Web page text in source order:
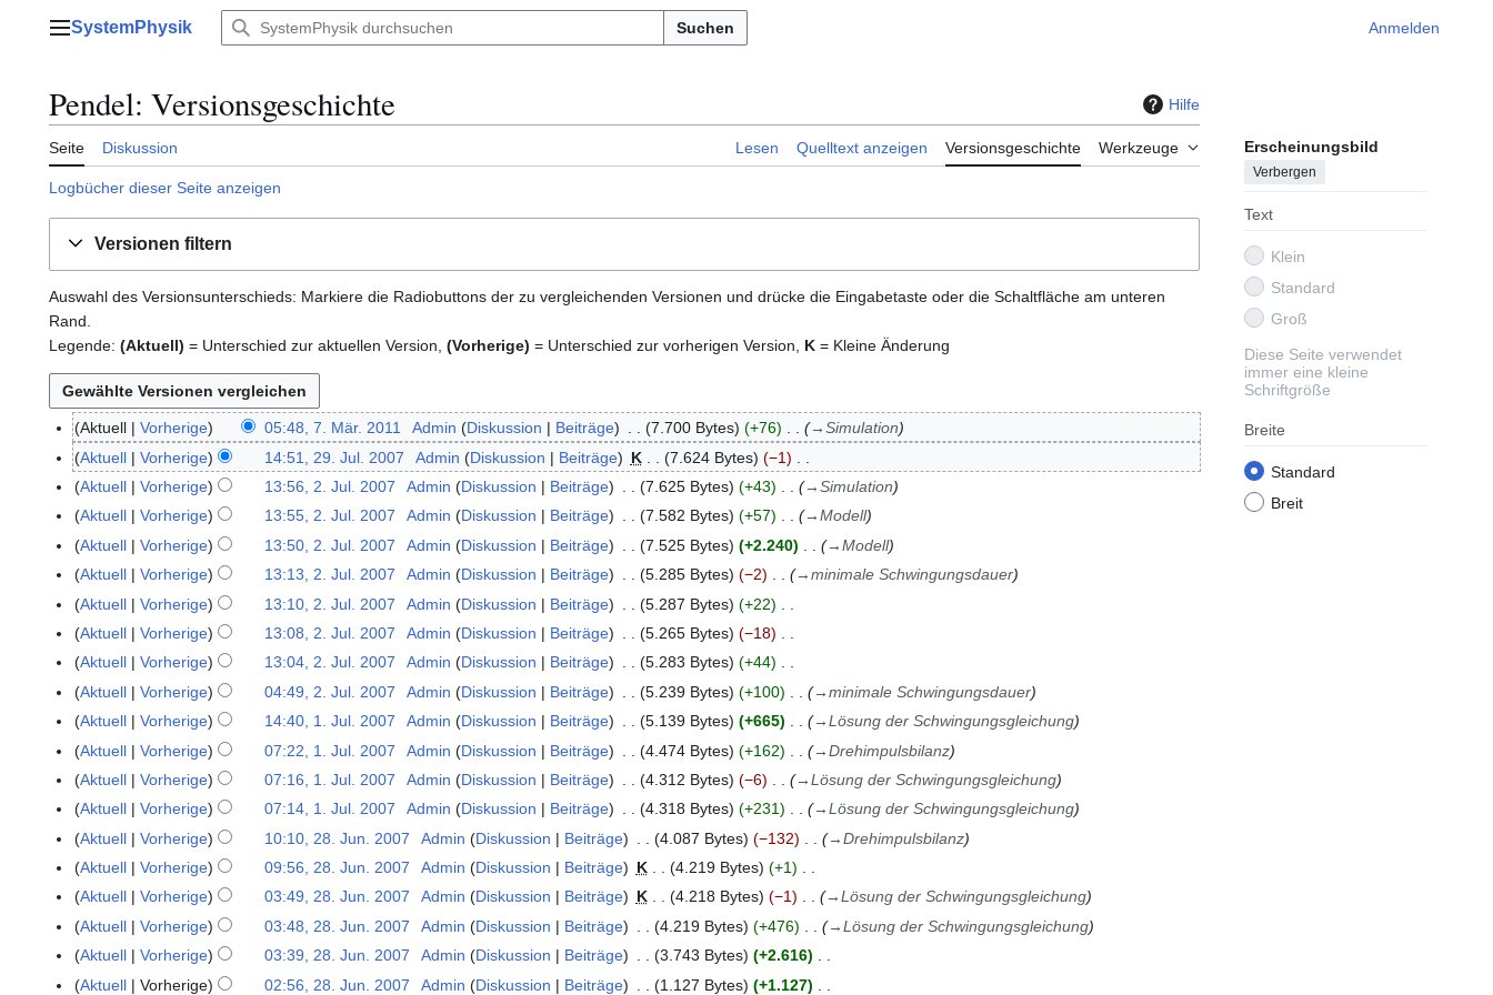
Hauptmenü
SystemPhysik Suchen Anmelden
Pendel: Versionsgeschichte Hilfe
Seite Diskussion Lesen Quelltext anzeigen Versionsgeschichte Werkzeuge Erscheinungsbild
Verbergen
Text
Klein
Standard
Groß
Diese Seite verwendet
immer eine kleine
Schriftgröße
Breite
Standard
Breit
Logbücher dieser Seite anzeigen
Versionen filtern
Auswahl des Versionsunterschieds: Markiere die Radiobuttons der zu vergleichenden Versionen und drücke die Eingabetaste oder die Schaltfläche am unteren
Rand.
Legende: (Aktuell) = Unterschied zur aktuellen Version, (Vorherige) = Unterschied zur vorherigen Version, K = Kleine Änderung
7
2
0
Aktuell Vorherige 05:48, 7. Mär. 2011 Admin Diskussion Beiträge 7.700 Bytes +76 →Simulation
2
9
2
Aktuell Vorherige 14:51, 29. Jul. 2007 Admin Diskussion Beiträge K 7.624 Bytes
−1
K
n
e
B
e
r
b
e
i
t
n
g
s
z
u
a
2
2
0
Aktuell Vorherige 13:56, 2. Jul. 2007 Admin Diskussion Beiträge 7.625 Bytes +43 →Simulation
Aktuell
Vorherige 13:55, 2. Jul. 2007 Admin Diskussion Beiträge 7.582 Bytes +57 →Modell
Aktuell
Vorherige 13:50, 2. Jul. 2007 Admin Diskussion Beiträge 7.525 Bytes +2.240 →Modell
Aktuell
Vorherige 13:13, 2. Jul. 2007 Admin Diskussion Beiträge 5.285 Bytes −2 →minimale Schwingungsdauer
Aktuell
Vorherige 13:10, 2. Jul. 2007 Admin Diskussion Beiträge 5.287 Bytes
+22
K
i
n
e
B
e
r
b
e
i
t
n
Aktuell Vorherige 13:08, 2. Jul. 2007 Admin Diskussion Beiträge 5.265 Bytes
−18
K
i
n
e
B
e
r
b
e
i
t
Aktuell Vorherige 13:04, 2. Jul. 2007 Admin Diskussion Beiträge 5.283 Bytes
+44
K
i
n
e
B
e
r
b
e
i
t
Aktuell Vorherige 04:49, 2. Jul. 2007 Admin Diskussion Beiträge 5.239 Bytes +100 →minimale Schwingungsdauer
1
2
0
Aktuell Vorherige 14:40, 1. Jul. 2007 Admin Diskussion Beiträge 5.139 Bytes +665 →Lösung der Schwingungsgleichung
Aktuell
Vorherige 07:22, 1. Jul. 2007 Admin Diskussion Beiträge 4.474 Bytes +162 →Drehimpulsbilanz
Aktuell
Vorherige 07:16, 1. Jul. 2007 Admin Diskussion Beiträge 4.312 Bytes −6 →Lösung der Schwingungsgleichung
Aktuell
Vorherige 07:14, 1. Jul. 2007 Admin Diskussion Beiträge 4.318 Bytes +231 →Lösung der Schwingungsgleichung
2
8
n
Aktuell Vorherige 10:10, 28. Jun. 2007 Admin Diskussion Beiträge 4.087 Bytes −132 →Drehimpulsbilanz
Aktuell
Vorherige 09:56, 28. Jun. 2007 Admin Diskussion Beiträge K 4.219 Bytes
+1
K
i
n
e
Aktuell Vorherige 03:49, 28. Jun. 2007 Admin Diskussion Beiträge K 4.218 Bytes −1 →Lösung der Schwingungsgleichung
Aktuell
Vorherige 03:48, 28. Jun. 2007 Admin Diskussion Beiträge 4.219 Bytes +476 →Lösung der Schwingungsgleichung
Aktuell
Vorherige 03:39, 28. Jun. 2007 Admin Diskussion Beiträge 3.743 Bytes
+2.616
KAktuell Vorherige 02:56, 28. Jun. 2007 Admin Diskussion Beiträge 1.127 Bytes +1.127